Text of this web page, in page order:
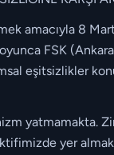
amacıyla 8
FSK
eşitsizlikler
yatmamakta.
yer